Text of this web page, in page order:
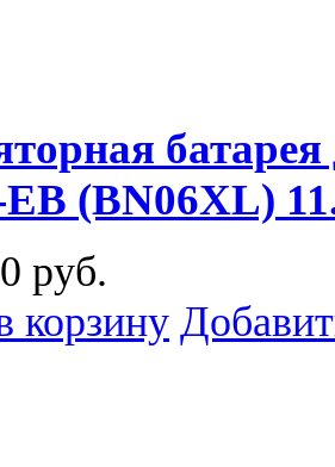
батарея
EB (BN06XL)
руб.
корзину